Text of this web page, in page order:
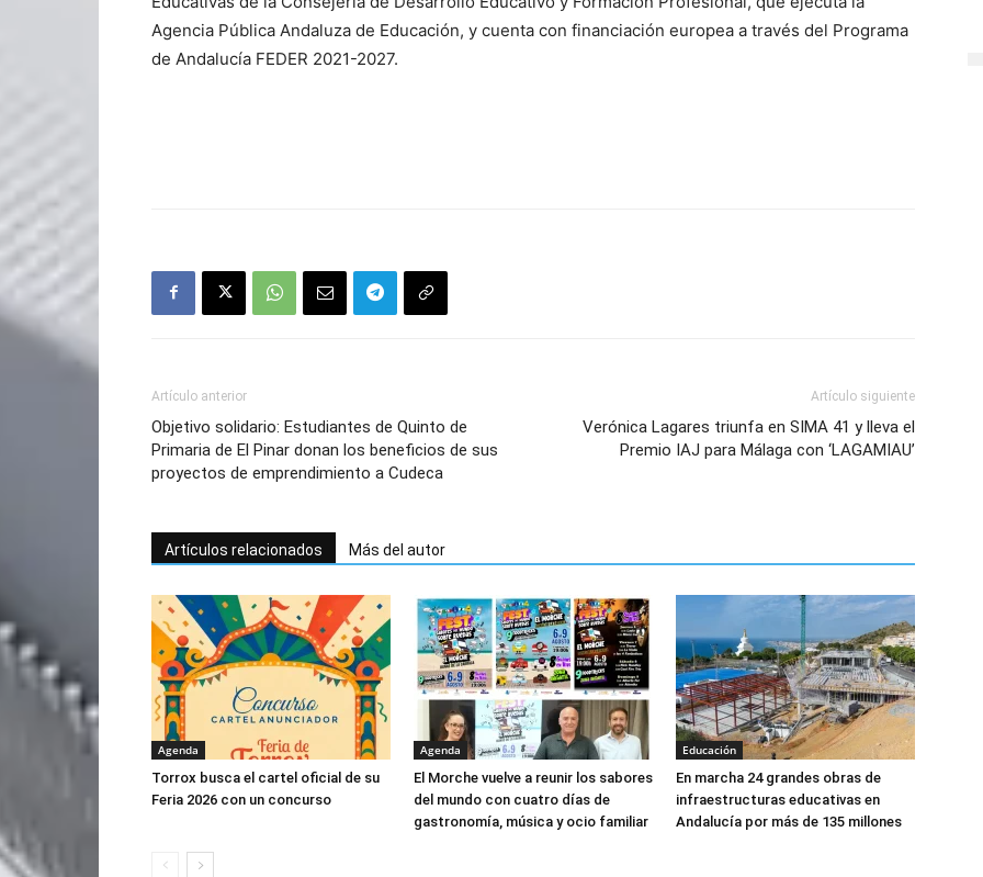
Agencia Pública Andaluza de Educación, y cuenta con financiación europea a través del Programa
de Andalucía FEDER 2021-2027.
Artículo anterior
Objetivo solidario: Estudiantes de Quinto de
Primaria de El Pinar donan los beneficios de sus
proyectos de emprendimiento a Cudeca
Artículo siguiente
Verónica Lagares triunfa en SIMA 41 y lleva el
Premio IAJ para Málaga con ‘LAGAMIAU’
Artículos relacionados Más del autor
Agenda
Torrox busca el cartel oficial de su
Feria 2026 con un concurso
Agenda
El Morche vuelve a reunir los sabores
del mundo con cuatro días de
gastronomía, música y ocio familiar
Educación
En marcha 24 grandes obras de
infraestructuras educativas en
Andalucía por más de 135 millones